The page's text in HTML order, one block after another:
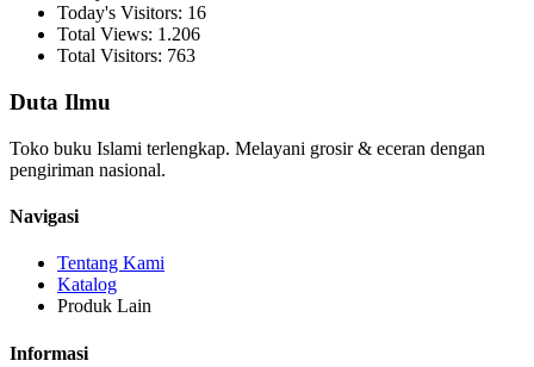
Today's Visitors: 16
Total Views: 1.206
Total Visitors: 763
Duta Ilmu
Toko buku Islami terlengkap. Melayani grosir & eceran dengan
pengiriman nasional.
Navigasi
Tentang Kami
Katalog
Produk Lain
Informasi